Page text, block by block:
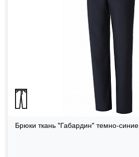
Брюки ткань "Габардин" темно-синие